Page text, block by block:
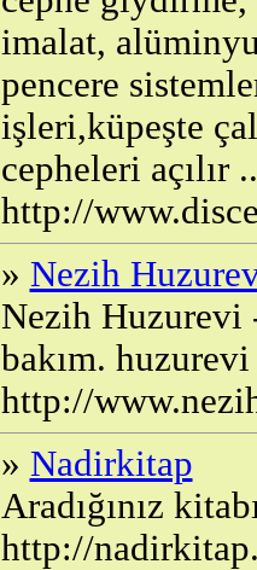
imalat,
pencere
işleri,küpeşte
cepheleri açılır
http://
» Nezih
Nezih Huzurevi
bakım.
http://
» Nadirkitap
Aradığınız
http://